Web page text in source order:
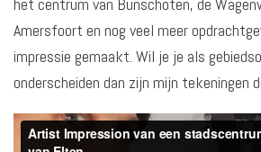
Amersfoort en nog veel meer
impressie gemaakt. Wil je je als
onderscheiden dan zijn mijn tekeningen